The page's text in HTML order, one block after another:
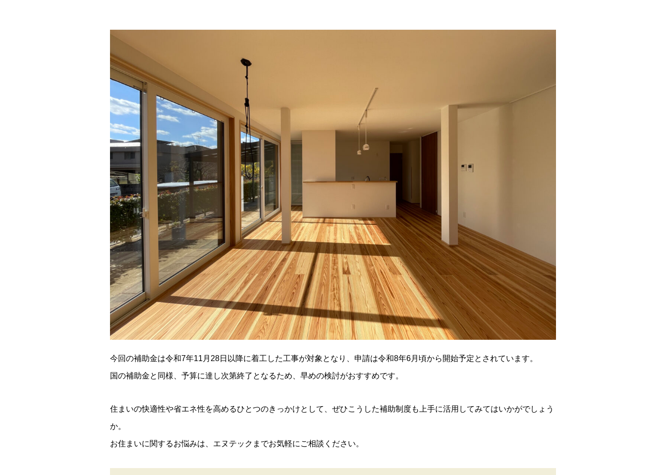
今回の補助金は令和7年11月28日以降に着工した工事が対象となり、申請は令和8年6月頃から開始予定とされています。
国の補助金と同様、予算に達し次第終了となるため、早めの検討がおすすめです。
住まいの快適性や省エネ性を高めるひとつのきっかけとして、ぜひこうした補助制度も上手に活用してみてはいかがでしょう
か。
お住まいに関するお悩みは、エヌテックまでお気軽にご相談ください。